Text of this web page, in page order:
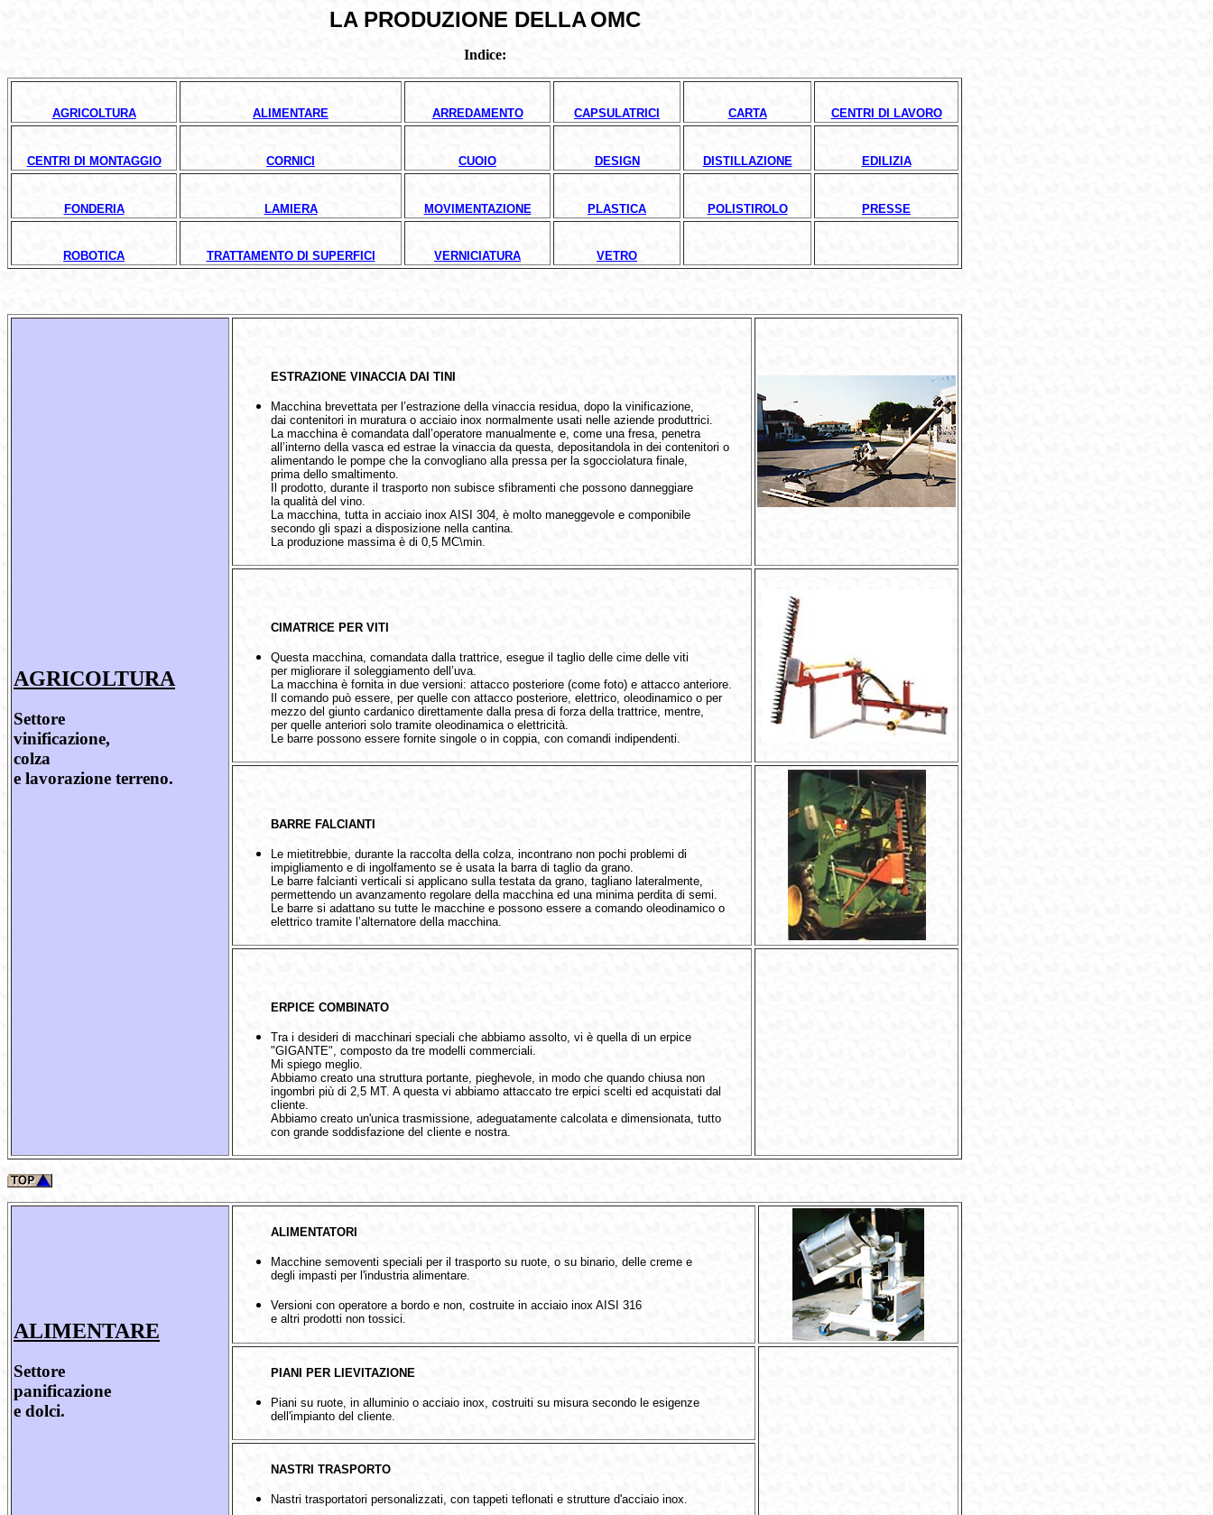
LA PRODUZIONE DELLA OMC
Indice:
AGRICOLTURA ALIMENTARE ARREDAMENTO CAPSULATRICI CARTA CENTRI DI LAVORO
CENTRI DI MONTAGGIO CORNICI CUOIO DESIGN DISTILLAZIONE EDILIZIA
FONDERIA LAMIERA MOVIMENTAZIONE PLASTICA POLISTIROLO PRESSE
ROBOTICA TRATTAMENTO DI SUPERFICI VERNICIATURA VETRO
AGRICOLTURA
Settore
vinificazione,
colza
e lavorazione terreno.
ESTRAZIONE VINACCIA DAI TINI
Macchina brevettata per l’estrazione della vinaccia residua, dopo la vinificazione,
dai contenitori in muratura o acciaio inox normalmente usati nelle aziende produttrici.
La macchina è comandata dall’operatore manualmente e, come una fresa, penetra
all’interno della vasca ed estrae la vinaccia da questa, depositandola in dei contenitori o
alimentando le pompe che la convogliano alla pressa per la sgocciolatura finale,
prima dello smaltimento.
Il prodotto, durante il trasporto non subisce sfibramenti che possono danneggiare
la qualità del vino.
La macchina, tutta in acciaio inox AISI 304, è molto maneggevole e componibile
secondo gli spazi a disposizione nella cantina.
La produzione massima è di 0,5 MC\min.
CIMATRICE PER VITI
Questa macchina, comandata dalla trattrice, esegue il taglio delle cime delle viti
per migliorare il soleggiamento dell’uva.
La macchina è fornita in due versioni: attacco posteriore (come foto) e attacco anteriore.
Il comando può essere, per quelle con attacco posteriore, elettrico, oleodinamico o per
mezzo del giunto cardanico direttamente dalla presa di forza della trattrice, mentre,
per quelle anteriori solo tramite oleodinamica o elettricità.
Le barre possono essere fornite singole o in coppia, con comandi indipendenti.
BARRE FALCIANTI
Le mietitrebbie, durante la raccolta della colza, incontrano non pochi problemi di
impigliamento e di ingolfamento se è usata la barra di taglio da grano.
Le barre falcianti verticali si applicano sulla testata da grano, tagliano lateralmente,
permettendo un avanzamento regolare della macchina ed una minima perdita di semi.
Le barre si adattano su tutte le macchine e possono essere a comando oleodinamico o
elettrico tramite l’alternatore della macchina.
ERPICE COMBINATO
Tra i desideri di macchinari speciali che abbiamo assolto, vi è quella di un erpice
"GIGANTE", composto da tre modelli commerciali.
Mi spiego meglio.
Abbiamo creato una struttura portante, pieghevole, in modo che quando chiusa non
ingombri più di 2,5 MT. A questa vi abbiamo attaccato tre erpici scelti ed acquistati dal
cliente.
Abbiamo creato un'unica trasmissione, adeguatamente calcolata e dimensionata, tutto
con grande soddisfazione del cliente e nostra.
ALIMENTARE
Settore
panificazione
e dolci.
ALIMENTATORI
Macchine semoventi speciali per il trasporto su ruote, o su binario, delle creme e
degli impasti per l'industria alimentare.
Versioni con operatore a bordo e non, costruite in acciaio inox AISI 316
e altri prodotti non tossici.
PIANI PER LIEVITAZIONE
Piani su ruote, in alluminio o acciaio inox, costruiti su misura secondo le esigenze
dell'impianto del cliente.
NASTRI TRASPORTO
Nastri trasportatori personalizzati, con tappeti teflonati e strutture d'acciaio inox.